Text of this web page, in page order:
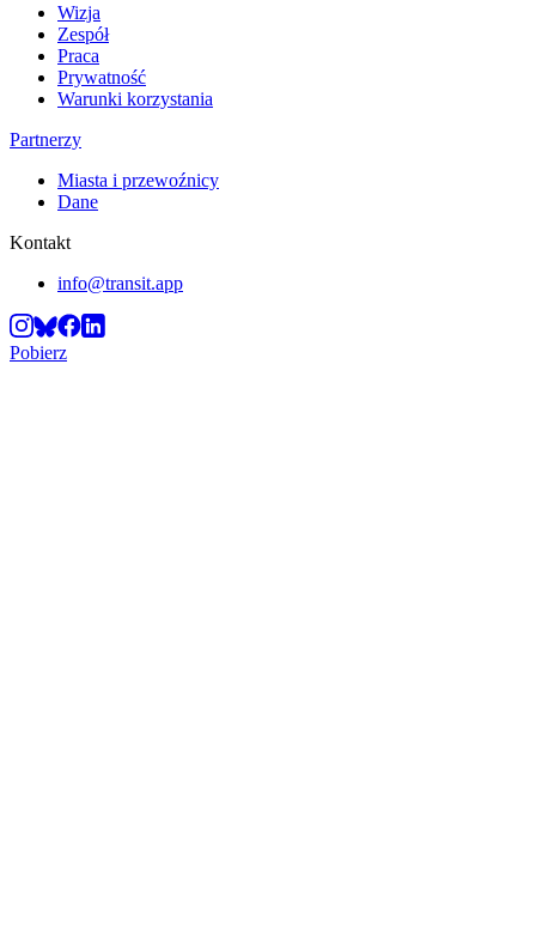
Wizja
Zespół
Praca
Prywatność
Warunki korzystania
Partnerzy
Miasta i przewoźnicy
Dane
Kontakt
info@transit.app
Pobierz